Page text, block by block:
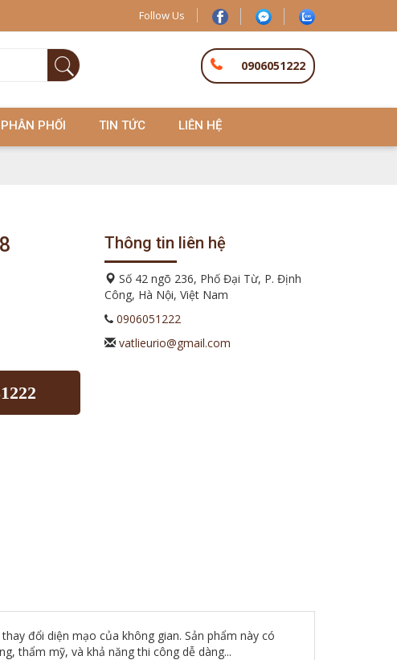
Follow Us
0906051222
PHỐI TIN TỨC LIÊN HỆ
Thông tin liên hệ
Số 42 ngõ 236, Phố Đại Từ, P. Định
Công, Hà Nội, Việt Nam
0906051222
vatlieurio@gmail.com
đổi diện mạo của không gian. Sản phẩm này có
thẩm mỹ, và khả năng thi công dễ dàng...